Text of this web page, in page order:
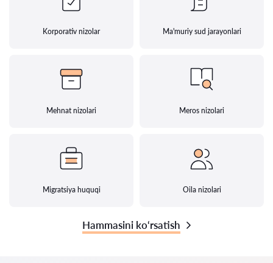
Korporativ nizolar Ma'muriy sud jarayonlari
Mehnat nizolari Meros nizolari
Migratsiya huquqi Oila nizolari
Hammasini ko‘rsatish